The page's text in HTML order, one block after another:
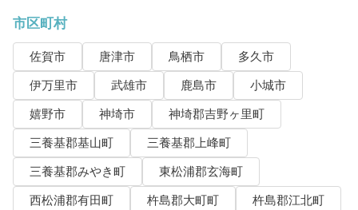
市区町村
佐賀市 唐津市 鳥栖市
多久市
伊万里市
武雄市 鹿島市
小城市
嬉野市
神埼市
神埼郡吉野ヶ里町
三養基郡基山町
三養基郡上峰町
三養基郡みやき町
東松浦郡玄海町
西松浦郡有田町
杵島郡大町町
杵島郡江北町